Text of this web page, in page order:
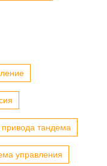
привода тандема
управления